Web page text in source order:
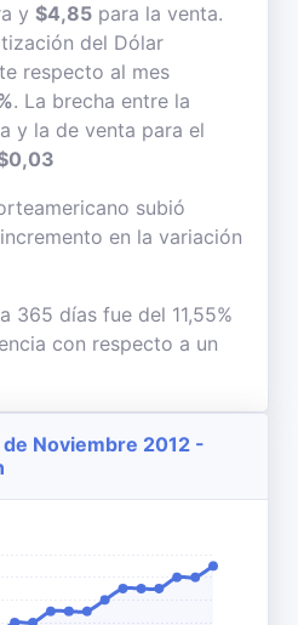
y $4,85 para la venta.
del Dólar
respecto al mes
. La brecha entre la
y la de venta para el
subió
en la variación
365 días fue del 11,55%
con respecto a un
Noviembre 2012 -